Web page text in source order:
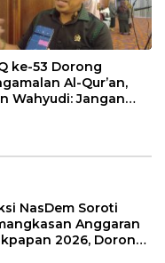
ke-53 Dorong
Al-Qur’an,
Wahyudi: Jangan
NasDem Soroti
Anggaran
2026, Dorong